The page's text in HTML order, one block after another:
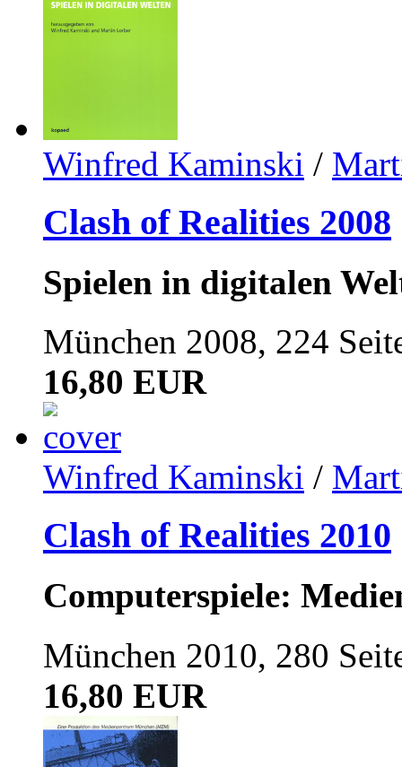
Winfred Kaminski /
Clash of Realities 2008
Spielen in digitalen
München 2008, 224
16,80 EUR
Winfred Kaminski /
Clash of Realities 2010
Computerspiele:
München 2010, 280
16,80 EUR